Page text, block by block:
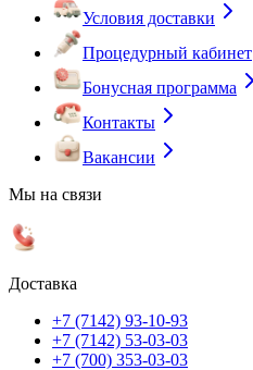
Условия доставки
Процедурный кабинет
Бонусная программа
Контакты
Вакансии
Мы на связи
Доставка
+7 (7142) 93-10-93
+7 (7142) 53-03-03
+7 (700) 353-03-03